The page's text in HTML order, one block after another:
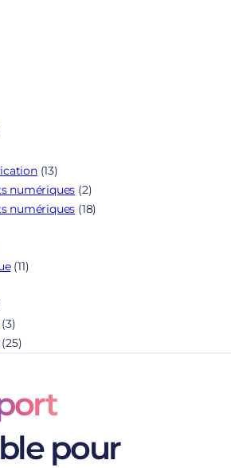
(13)
numériques (2)
numériques (18)
(11)
pour